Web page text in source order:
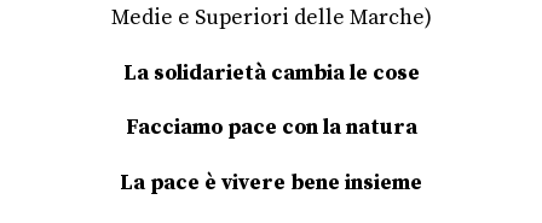
Medie e Superiori delle Marche)
La solidarietà cambia le cose
Facciamo pace con la natura
La pace è vivere bene insieme